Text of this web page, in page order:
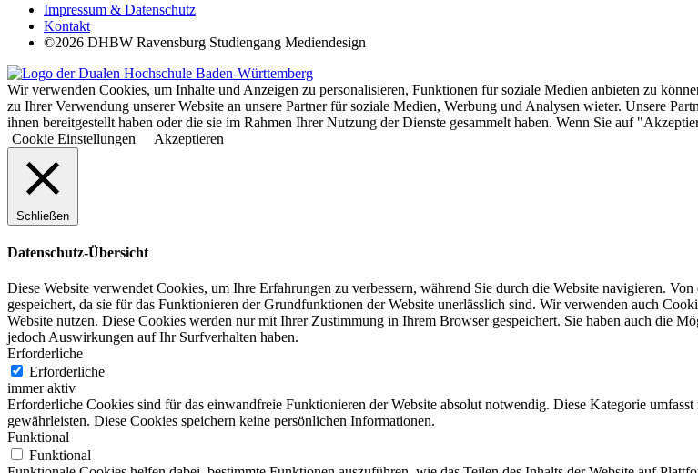
Impressum & Datenschutz
Kontakt
©2026 DHBW Ravensburg Studiengang Mediendesign
Wir verwenden Cookies, um Inhalte und Anzeigen zu personalisieren, Funktionen für soziale Medien anbieten zu
zu Ihrer Verwendung unserer Website an unsere Partner für soziale Medien, Werbung und Analysen wieter. Unsere
ihnen bereitgestellt haben oder die sie im Rahmen Ihrer Nutzung der Dienste gesammelt haben. Wenn Sie auf
Cookie Einstellungen
Akzeptieren
Schließen
Datenschutz-Übersicht
Diese Website verwendet Cookies, um Ihre Erfahrungen zu verbessern, während Sie durch die Website navigieren.
gespeichert, da sie für das Funktionieren der Grundfunktionen der Website unerlässlich sind. Wir verwenden auch
Website nutzen. Diese Cookies werden nur mit Ihrer Zustimmung in Ihrem Browser gespeichert. Sie haben auch die
jedoch Auswirkungen auf Ihr Surfverhalten haben.
Erforderliche
Erforderliche
immer aktiv
Erforderliche Cookies sind für das einwandfreie Funktionieren der Website absolut notwendig. Diese Kategorie
gewährleisten. Diese Cookies speichern keine persönlichen Informationen.
Funktional
Funktional